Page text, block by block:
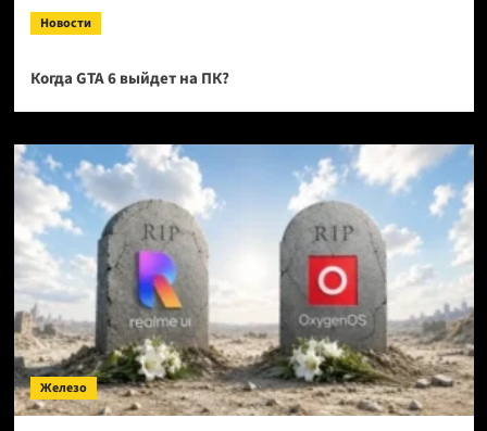
Новости
Когда GTA 6 выйдет на ПК?
Железо